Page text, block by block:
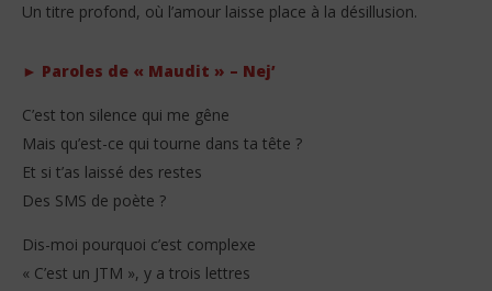
Nej’ – Maudit (Lyrics + English translation +
1
mai
Stone
Un titre profond, où l’amour laisse place à la désillusion.
► Paroles de « Maudit » – Nej’
C’est ton silence qui me gêne
Mais qu’est-ce qui tourne dans ta tête ?
Et si t’as laissé des restes
Des SMS de poète ?
Dis-moi pourquoi c’est complexe
« C’est un JTM », y a trois lettres